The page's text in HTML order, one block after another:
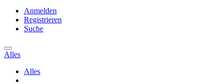
Anmelden
Registrieren
Suche
Alles
Alles